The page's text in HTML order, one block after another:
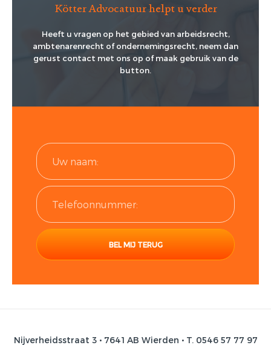
Kötter Advocatuur helpt u verder
Heeft u vragen op het gebied van arbeidsrecht,
ambtenarenrecht of ondernemingsrecht, neem dan
gerust contact met ons op of maak gebruik van de
button.
Nijverheidsstraat 3 • 7641 AB Wierden • T. 0546 57 77 97